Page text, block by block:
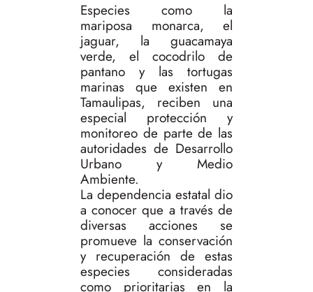
Especies como la
mariposa monarca, el
jaguar, la guacamaya
verde, el cocodrilo de
pantano y las tortugas
marinas que existen en
Tamaulipas, reciben una
especial protección y
monitoreo de parte de las
autoridades de Desarrollo
Urbano y Medio
Ambiente.
La dependencia estatal dio
a conocer que a través de
diversas acciones se
promueve la conservación
y recuperación de estas
especies consideradas
como prioritarias en la